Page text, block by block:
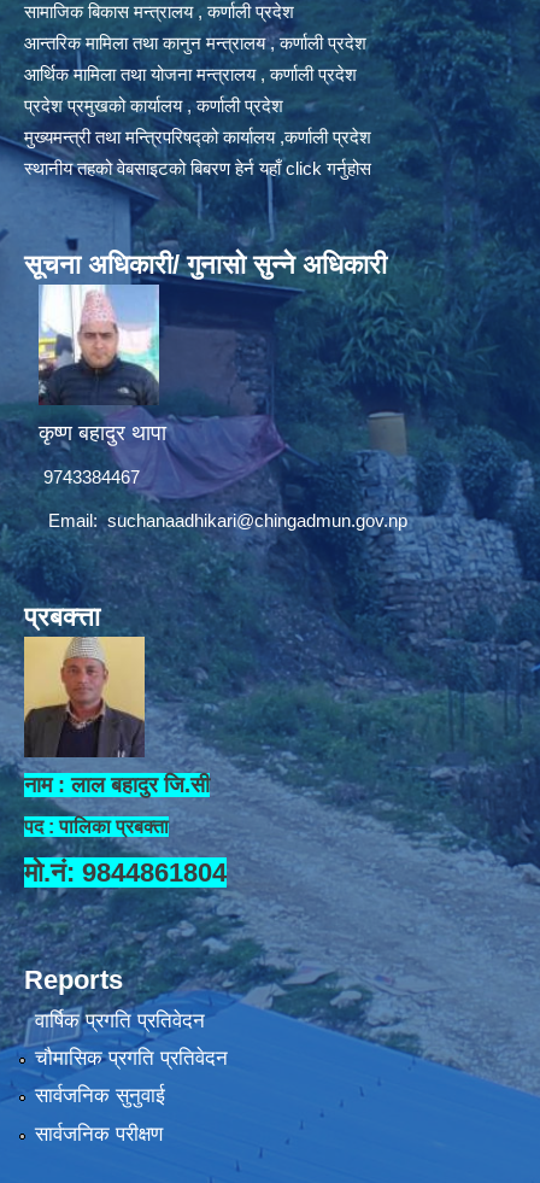
सामाजिक बिकास मन्त्रालय , कर्णाली प्रदेश
आन्तरिक मामिला तथा कानुन मन्त्रालय , कर्णाली प्रदेश
आर्थिक मामिला तथा योजना मन्त्रालय , कर्णाली प्रदेश
प्रदेश प्रमुखको कार्यालय , कर्णाली प्रदेश
मुख्यमन्त्री तथा मन्त्रिपरिषद्को कार्यालय ,कर्णाली प्रदेश
स्थानीय तहको वेबसाइटको बिबरण हेर्न यहाँ click गर्नुहोस
सूचना अधिकारी/ गुनासो सुन्ने अधिकारी
कृष्ण बहादुर थापा
9743384467
Email:suchanaadhikari@chingadmun.gov.np
प्रबक्त्ता
नाम : लाल बहादुर जि.सी
पद : पालिका प्रबक्ता
मो.नं: 9844861804
Reports
वार्षिक प्रगति प्रतिवेदन
चौमासिक प्रगति प्रतिवेदन
सार्वजनिक सुनुवाई
सार्वजनिक परीक्षण